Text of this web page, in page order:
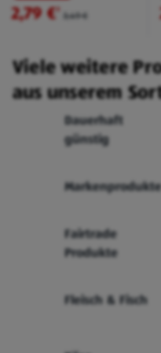
2,79 €² 3,49 €
Viele weitere
aus unserem
Dauerhaft
günstig
Markenprodukte
Fairtrade
Produkte
Fleisch & Fisch